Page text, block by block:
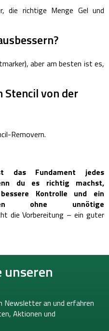
die richtige Menge Gel und
aber am besten ist es,
von der
Removern.
das Fundament jedes
du es richtig machst,
Kontrolle und ein
ohne unnötige
die Vorbereitung – ein guter
unseren
Newsletter an und erfahren
Aktionen und